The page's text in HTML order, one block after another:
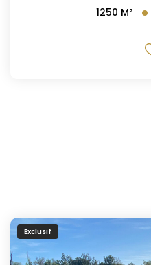
1250 M²
Exclusif